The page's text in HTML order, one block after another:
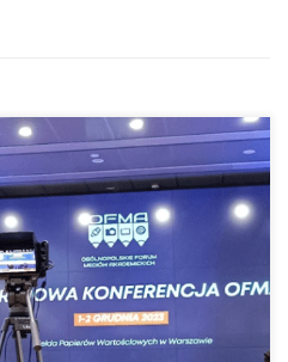
Ogólnopolskie Forum Mediów
Papierów Wartościowych w
się na dwa typy panele: media i
na celu poszerzyć wiedzę